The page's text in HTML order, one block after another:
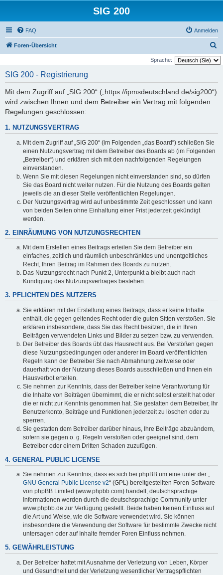
SIG 200
FAQ Anmelden
Foren-Übersicht
u
Sprache:
SIG 200 - Registrierung
Mit dem Zugriff auf „SIG 200“ („https://ipmsdeutschland.de/sig200“)
wird zwischen Ihnen und dem Betreiber ein Vertrag mit folgenden
Regelungen geschlossen:
1. NUTZUNGSVERTRAG
Mit dem Zugriff auf „SIG 200“ (im Folgenden „das Board“) schließen Sie
einen Nutzungsvertrag mit dem Betreiber des Boards ab (im Folgenden
„Betreiber“) und erklären sich mit den nachfolgenden Regelungen
einverstanden.
Wenn Sie mit diesen Regelungen nicht einverstanden sind, so dürfen
Sie das Board nicht weiter nutzen. Für die Nutzung des Boards gelten
jeweils die an dieser Stelle veröffentlichten Regelungen.
Der Nutzungsvertrag wird auf unbestimmte Zeit geschlossen und kann
von beiden Seiten ohne Einhaltung einer Frist jederzeit gekündigt
werden.
2. EINRÄUMUNG VON NUTZUNGSRECHTEN
Mit dem Erstellen eines Beitrags erteilen Sie dem Betreiber ein
einfaches, zeitlich und räumlich unbeschränktes und unentgeltliches
Recht, Ihren Beitrag im Rahmen des Boards zu nutzen.
Das Nutzungsrecht nach Punkt 2, Unterpunkt a bleibt auch nach
Kündigung des Nutzungsvertrages bestehen.
3. PFLICHTEN DES NUTZERS
Sie erklären mit der Erstellung eines Beitrags, dass er keine Inhalte
enthält, die gegen geltendes Recht oder die guten Sitten verstoßen. Sie
erklären insbesondere, dass Sie das Recht besitzen, die in Ihren
Beiträgen verwendeten Links und Bilder zu setzen bzw. zu verwenden.
Der Betreiber des Boards übt das Hausrecht aus. Bei Verstößen gegen
diese Nutzungsbedingungen oder anderer im Board veröffentlichten
Regeln kann der Betreiber Sie nach Abmahnung zeitweise oder
dauerhaft von der Nutzung dieses Boards ausschließen und Ihnen ein
Hausverbot erteilen.
Sie nehmen zur Kenntnis, dass der Betreiber keine Verantwortung für
die Inhalte von Beiträgen übernimmt, die er nicht selbst erstellt hat oder
die er nicht zur Kenntnis genommen hat. Sie gestatten dem Betreiber, Ihr
Benutzerkonto, Beiträge und Funktionen jederzeit zu löschen oder zu
sperren.
Sie gestatten dem Betreiber darüber hinaus, Ihre Beiträge abzuändern,
sofern sie gegen o. g. Regeln verstoßen oder geeignet sind, dem
Betreiber oder einem Dritten Schaden zuzufügen.
4. GENERAL PUBLIC LICENSE
Sie nehmen zur Kenntnis, dass es sich bei phpBB um eine unter der „
GNU General Public License v2“ (GPL) bereitgestellten Foren-Software
von phpBB Limited (www.phpbb.com) handelt; deutschsprachige
Informationen werden durch die deutschsprachige Community unter
www.phpbb.de zur Verfügung gestellt. Beide haben keinen Einfluss auf
die Art und Weise, wie die Software verwendet wird. Sie können
insbesondere die Verwendung der Software für bestimmte Zwecke nicht
untersagen oder auf Inhalte fremder Foren Einfluss nehmen.
5. GEWÄHRLEISTUNG
Der Betreiber haftet mit Ausnahme der Verletzung von Leben, Körper
und Gesundheit und der Verletzung wesentlicher Vertragspflichten